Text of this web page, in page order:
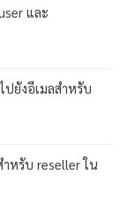
และ
ปยังอีเมลสำหรับ
ำหรับ reseller ใน